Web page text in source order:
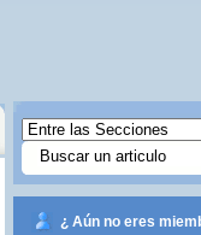
¿ Aún no eres